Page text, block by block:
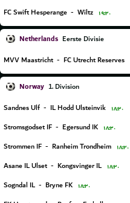
FC Swift Hesperange - Wiltz ۱۹:۳۰
Netherlands Eerste Divisie
MVV Maastricht - FC Utrecht Reserves
Norway 1. Division
Sandnes Ulf - IL Hodd Ulsteinvik ۱۸:۳۰
Stromsgodset IF - Egersund IK ۱۸:۳۰
Strommen IF - Ranheim Trondheim ۱۸:۳۰
Asane IL Ulset - Kongsvinger IL ۱۸:۳۰
Sogndal IL - Bryne FK ۱۸:۳۰